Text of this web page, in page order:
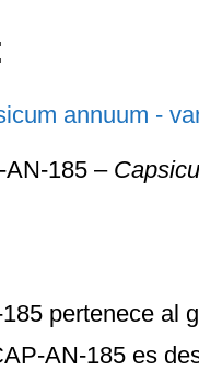
AN-185 –
pertenece al
AN-185 es